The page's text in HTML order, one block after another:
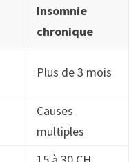
Insomnie
chronique
Plus de 3 mois
Causes
multiples